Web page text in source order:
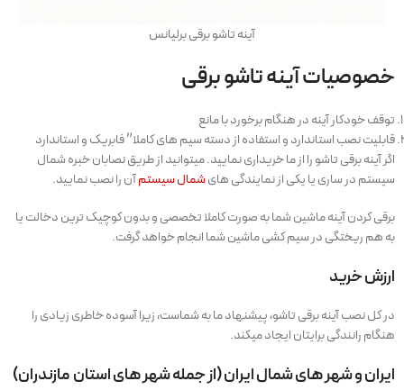
آینه تاشو برقی برلیانس
خصوصیات آینه تاشو برقی
توقف خودکار آینه در هنگام برخورد با مانع
قابلیت نصب استاندارد و استفاده از دسته سیم های کاملا” فابریک و استاندارد
اگر آینه برقی تاشو را از ما خریداری نمایید. میتوانید از طریق نصابان خبره شمال
سیستم در ساری یا یکی از نمایندگی هایشمال سیستمآن را نصب نمایید.
برقی کردن آینه ماشین شما به صورت کاملا تخصصی و بدون کوچیک ترین دخالت یا
به هم ریختگی در سیم کشی ماشین شما انجام خواهد گرفت.
ارزش خرید
در کل نصب آینه برقی تاشو، پیشنهاد ما به شماست، زیرا آسوده خاطری زیادی را
هنگام رانندگی برایتان ایجاد میکند.
ایران و شهر های شمال ایران (از جمله شهر های استان مازندران)